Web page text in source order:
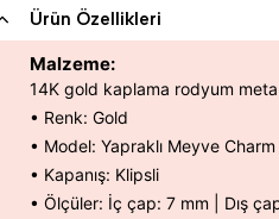
Ürün Özellikleri
Malzeme:
14K gold kaplama rodyum
• Renk: Gold
• Model: Yapraklı Meyve
• Kapanış: Klipsli
• Ölçüler: İç çap: 7 mm | Dış